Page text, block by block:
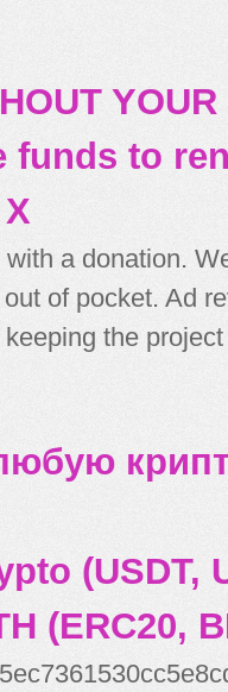
funds to
a donation.
of pocket. Ad
the
(USDT,
(ERC20,